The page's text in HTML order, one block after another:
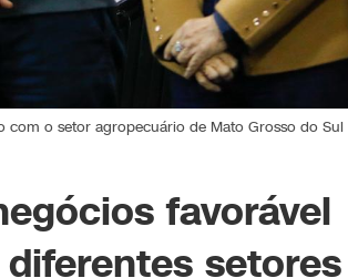
o setor agropecuário de Mato Grosso do Sul
favorável
setores